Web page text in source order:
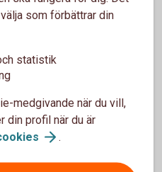
titta efter följande:
länder kom överens
Avtalet syftar
uppvärmningen inte ska
har satt kortsiktiga
som förbättrar din
statistik
medgivande när du vill,
din profil när du är
.